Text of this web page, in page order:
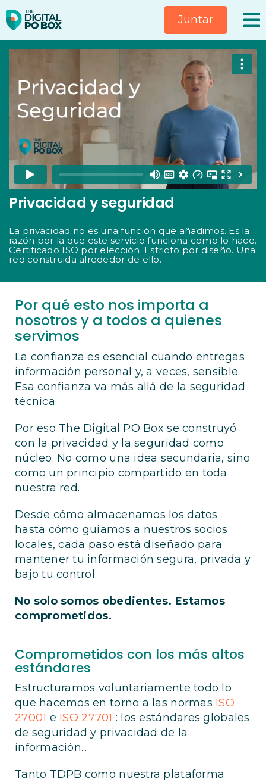
Saltar
al
Juntar
Privacidad y seguridad
La privacidad no es una función que añadimos. Es la
razón por la que este servicio funciona como lo hace.
Certificado ISO por elección. Estricto por diseño. Una
red construida alrededor de ello.
Por qué esto nos importa a
nosotros y a todos a quienes
servimos
La confianza es esencial cuando entregas
información personal y, a veces, sensible.
Esa confianza va más allá de la seguridad
técnica.
Por eso The Digital PO Box se construyó
con la privacidad y la seguridad como
núcleo. No como una idea secundaria, sino
como un principio compartido en toda
nuestra red.
Desde cómo almacenamos los datos
hasta cómo guiamos a nuestros socios
locales, cada paso está diseñado para
mantener tu información segura, privada y
bajo tu control.
No solo somos obedientes. Estamos
comprometidos.
Comprometidos con los más altos
estándares
Estructuramos voluntariamente todo lo
que hacemos en torno a las normas ISO
27001 e ISO 27701 : los estándares globales
de seguridad y privacidad de la
información...
Tanto TDPB como nuestra plataforma